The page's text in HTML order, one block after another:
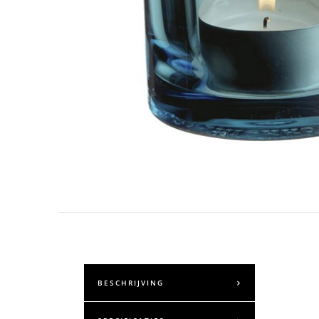
BESCHRIJVING